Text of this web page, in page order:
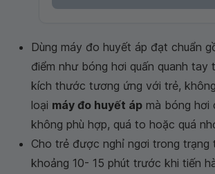
Dùng máy đo huyết áp đạt chuẩn
điểm như bóng hơi quấn quanh tay
kích thước tương ứng với trẻ,
loại máy đo huyết áp mà bóng hơi
không phù hợp, quá to hoặc quá
Cho trẻ được nghỉ ngơi trong trạng
khoảng 10- 15 phút trước khi tiến